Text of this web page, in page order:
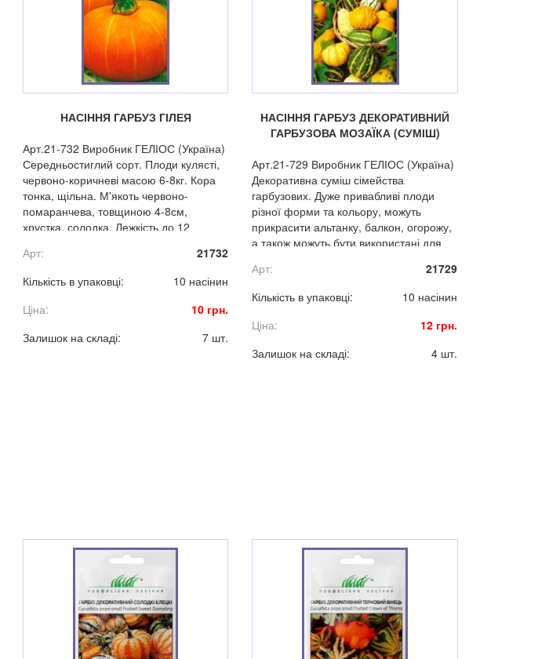
НАСІННЯ ГАРБУЗ ГІЛЕЯ
Арт.21-732 Виробник ГЕЛІОС (Україна)
Середньостиглий сорт. Плоди кулясті,
червоно-коричневі масою 6-8кг. Кора
тонка, щільна. М'якоть червоно-
помаранчева, товщиною 4-8см,
хрустка, солодка. Лежкість до 12
Арт:
21732
Кількість в упаковці:
10 насінин
Ціна:
10 грн.
Залишок на складі:
7 шт.
НАСІННЯ ГАРБУЗ ДЕКОРАТИВНИЙ
ГАРБУЗОВА МОЗАЇКА (СУМІШ)
Арт.21-729 Виробник ГЕЛІОС (Україна)
Декоративна суміш сімейства
гарбузових. Дуже привабливі плоди
різної форми та кольору, можуть
прикрасити альтанку, балкон, огорожу,
а також можуть бути використані для
Арт:
21729
Кількість в упаковці:
10 насінин
Ціна:
12 грн.
Залишок на складі:
4 шт.